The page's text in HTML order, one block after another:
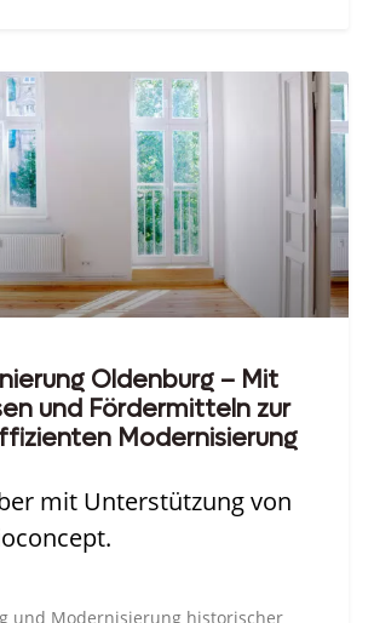
Oldenburg – Mit
und Fördermitteln zur
Modernisierung
mit Unterstützung von
und Modernisierung historischer